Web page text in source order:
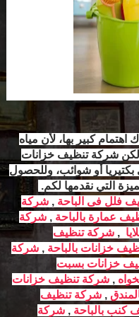
كبير بها، لأن مياه
ولكن شركة تنظيف خزانات
أو شوائب، وللحصول
التي نقدمها لكم.
فلل فى الباحة , شركة
عمارة بالباحة , شركة
, شركة تنظيف
خزانات بالباحة , شركة
خزانات بسبت
, شركة تنظيف خزانات
, شركة تنظيف
كنب بالباحة , شركة